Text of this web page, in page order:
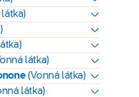
látka)
(Vonná látka)
látka)